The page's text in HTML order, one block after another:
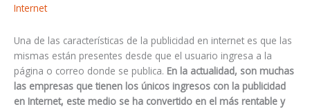
Internet
Una de las características de la publicidad en internet es que las
mismas están presentes desde que el usuario ingresa a la
página o correo donde se publica. En la actualidad, son muchas
las empresas que tienen los únicos ingresos con la publicidad
en Internet, este medio se ha convertido en el más rentable y